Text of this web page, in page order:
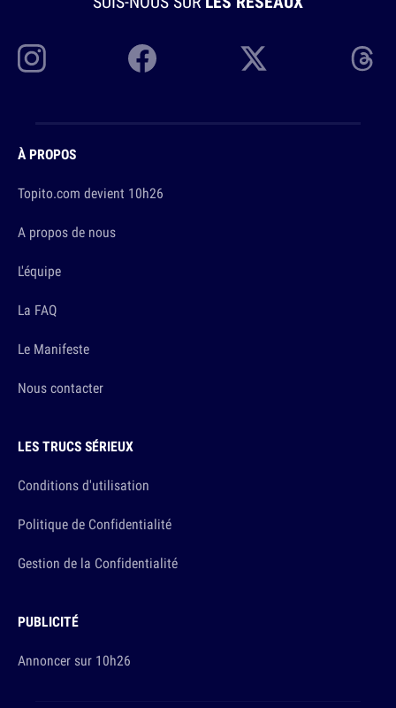
À PROPOS
Topito.com devient 10h26
A propos de nous
L'équipe
La FAQ
Le Manifeste
Nous contacter
LES TRUCS SÉRIEUX
Conditions d'utilisation
Politique de Confidentialité
Gestion de la Confidentialité
PUBLICITÉ
Annoncer sur 10h26